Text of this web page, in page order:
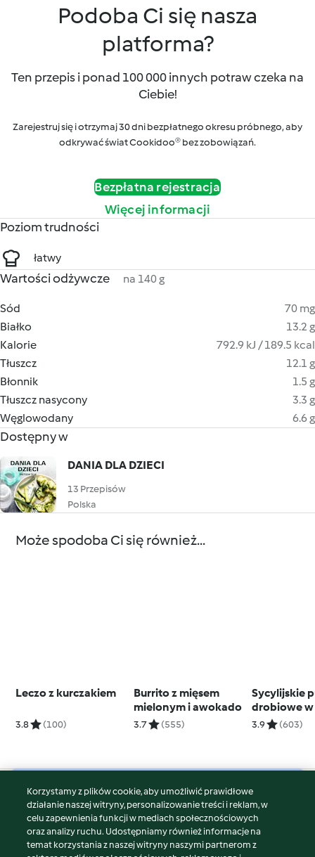
Podoba Ci się nasza
platforma?
Ten przepis i ponad 100 000 innych potraw czeka na
Ciebie!
Zarejestruj się i otrzymaj 30 dni bezpłatnego okresu próbnego, aby
odkrywać świat Cookidoo® bez zobowiązań.
Bezpłatna rejestracja
Więcej informacji
Poziom trudności
łatwy
Wartości odżywcze na 140 g
Sód
70 mg
Białko
13.2 g
Kalorie
792.9 kJ / 189.5 kcal
Tłuszcz
12.1 g
Błonnik
1.5 g
Tłuszcz nasycony
3.3 g
Węglowodany
6.6 g
Dostępny w
DANIA DLA DZIECI
13 Przepisów
Polska
Może spodoba Ci się również...
Leczo z kurczakiem
3.8 (100)
Burrito z mięsem
mielonym i awokado
3.7 (555)
Sycylijskie
drobiowe w
3.9 (603)
© Copyright 2026
Warunki korzystania
Polityka prywatności
Korzystamy z plików cookie, aby umożliwić prawidłowe
działanie naszej witryny, personalizowanie treści i reklam, w
celu zapewnienia funkcji w mediach społecznościowych
oraz analizy ruchu. Udostępniamy również informacje na
temat korzystania z naszej witryny naszymi partnerom z